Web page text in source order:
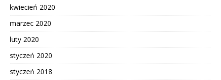
kwiecień 2020
marzec 2020
luty 2020
styczeń 2020
styczeń 2018